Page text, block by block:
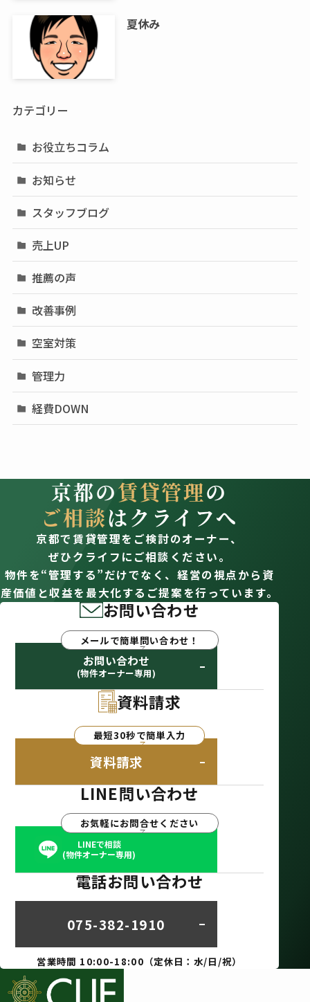
夏休み
カテゴリー
お役立ちコラム
お知らせ
スタッフブログ
売上UP
推薦の声
改善事例
空室対策
管理力
経費DOWN
京都の賃貸管理の
ご相談はクライフへ
京都で賃貸管理をご検討のオーナー、
ぜひクライフにご相談ください。
物件を“管理する”だけでなく、経営の視点から資
産価値と収益を最大化するご提案を行っています。
お問い合わせ
メールで簡単問い合わせ！
お問い合わせ
(物件オーナー専用)
資料請求
最短30秒で簡単入力
資料請求
LINE問い合わせ
お気軽にお問合せください
LINEで相談
(物件オーナー専用)
電話お問い合わせ
075-382-1910
営業時間 10:00-18:00（定休日：水/日/祝）